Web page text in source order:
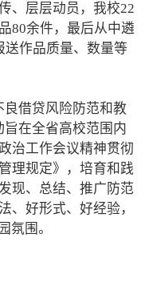
、层层动员，我校22
80余件，最后从中遴
送作品质量、数量等
借贷风险防范和教
在全省高校范围内
治工作会议精神贯彻
理规定》，培育和践
现、总结、推广防范
、好形式、好经验，
氛围。